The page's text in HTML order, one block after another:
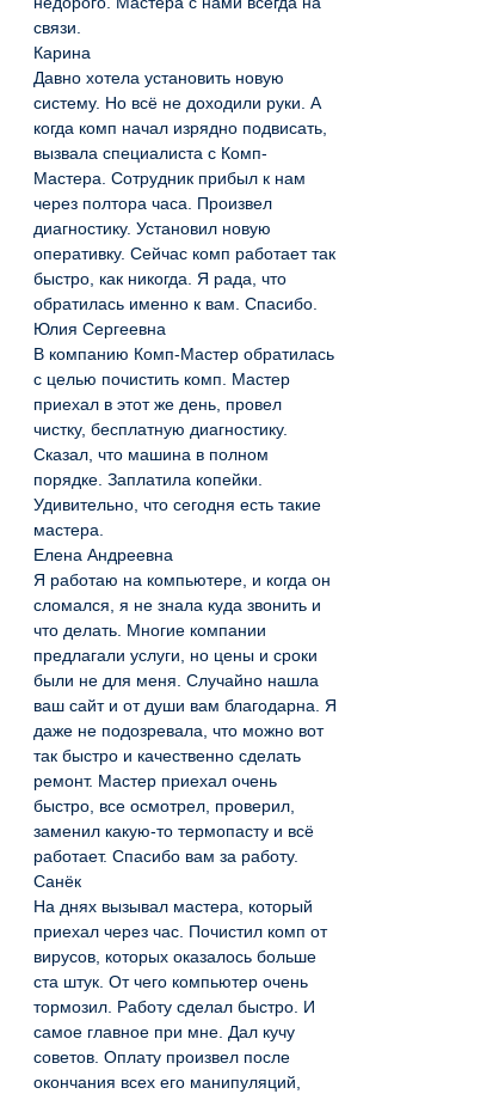
связи.
Карина
Давно хотела установить новую
систему. Но всё не доходили руки. А
когда комп начал изрядно подвисать,
вызвала специалиста с Комп-
Мастера. Сотрудник прибыл к нам
через полтора часа. Произвел
диагностику. Установил новую
оперативку. Сейчас комп работает так
быстро, как никогда. Я рада, что
обратилась именно к вам. Спасибо.
Юлия Сергеевна
В компанию Комп-Мастер обратилась
с целью почистить комп. Мастер
приехал в этот же день, провел
чистку, бесплатную диагностику.
Сказал, что машина в полном
порядке. Заплатила копейки.
Удивительно, что сегодня есть такие
мастера.
Елена Андреевна
Я работаю на компьютере, и когда он
сломался, я не знала куда звонить и
что делать. Многие компании
предлагали услуги, но цены и сроки
были не для меня. Случайно нашла
ваш сайт и от души вам благодарна. Я
даже не подозревала, что можно вот
так быстро и качественно сделать
ремонт. Мастер приехал очень
быстро, все осмотрел, проверил,
заменил какую-то термопасту и всё
работает. Спасибо вам за работу.
Санёк
На днях вызывал мастера, который
приехал через час. Почистил комп от
вирусов, которых оказалось больше
ста штук. От чего компьютер очень
тормозил. Работу сделал быстро. И
самое главное при мне. Дал кучу
советов. Оплату произвел после
окончания всех его манипуляций,